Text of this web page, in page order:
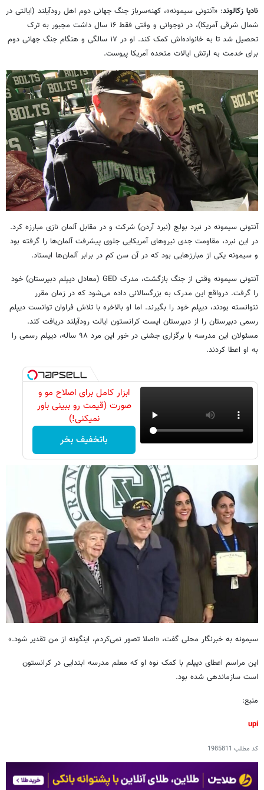
نادیا زکالوند: «آنتونی سیمونه»، کهنه‌سرباز جنگ جهانی دوم اهل رودآیلند (ایالتی در
شمال شرقی آمریکا)، در نوجوانی و وقتی فقط ۱۶ سال داشت مجبور به ترک
تحصیل شد تا به خانواده‌اش کمک کند. او در ۱۷ سالگی و هنگام جنگ جهانی دوم
برای خدمت به ارتش ایالات متحده آمریکا پیوست.
آنتونی سیمونه در نبرد بولج (نبرد آردن) شرکت و در مقابل آلمان نازی مبارزه کرد.
در این نبرد، مقاومت جدی نیروهای آمریکایی جلوی پیشرفت آلمان‌ها را گرفته بود
و سیمونه یکی از مبارزهایی بود که در آن سن کم در برابر آلمان‌ها ایستاد.
آنتونی سیمونه وقتی از جنگ بازگشت، مدرک GED (معادل دیپلم دبیرستان) خود
را گرفت. درواقع این مدرک به بزرگسالانی داده می‌شود که در زمان مقرر
نتوانسته بودند، دیپلم خود را بگیرند. اما او بالاخره با تلاش فراوان توانست دیپلم
رسمی دبیرستان را از دبیرستان ایست کرانستون ایالت رودآیلند دریافت کند.
مسئولان این مدرسه با برگزاری جشنی در خور این مرد ۹۸ ساله، دیپلم رسمی را
به او اعطا کردند.
ابزار کامل برای اصلاح مو و
صورت (قیمت رو ببینی باور
نمیکنی!)
باتخفیف بخر
سیمونه به خبرنگار محلی گفت، «اصلا تصور نمی‌کردم، اینگونه از من تقدیر شود.»
این مراسم اعطای دیپلم با کمک نوه او که معلم مدرسه ابتدایی در کرانستون
است سازماندهی شده بود.
منبع:
upi
کد مطلب 1985811